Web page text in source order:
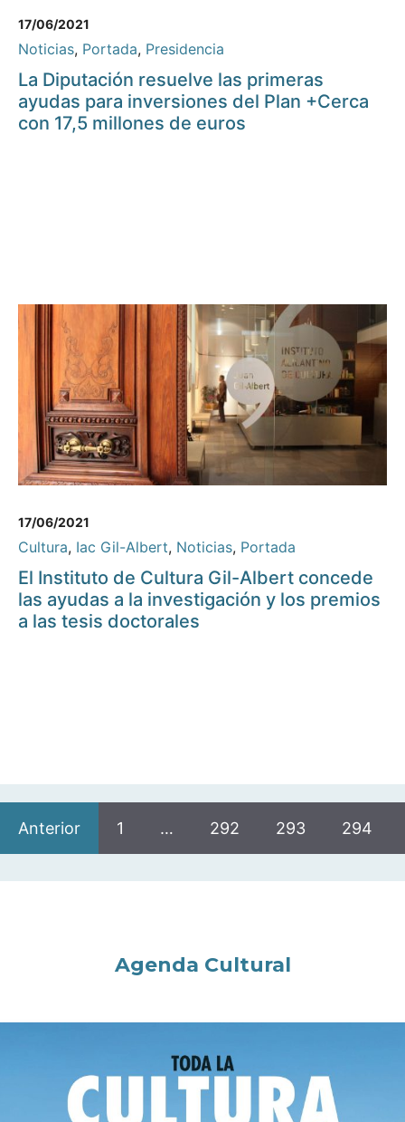
17/06/2021
Noticias, Portada, Presidencia
La Diputación resuelve las primeras
ayudas para inversiones del Plan +Cerca
con 17,5 millones de euros
17/06/2021
Cultura, Iac Gil-Albert, Noticias, Portada
El Instituto de Cultura Gil-Albert concede
las ayudas a la investigación y los premios
a las tesis doctorales
Anterior 1 … 292 293 294
Agenda Cultural